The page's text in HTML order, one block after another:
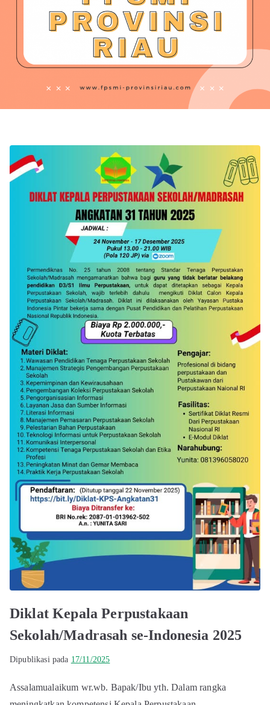
Diklat Kepala Perpustakaan
Sekolah/Madrasah se-Indonesia 2025
Dipublikasi pada 17/11/2025
Assalamualaikum wr.wb. Bapak/Ibu yth. Dalam rangka